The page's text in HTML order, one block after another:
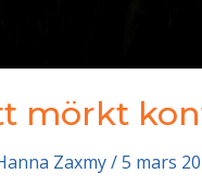
mörkt
Zaxmy/5 mars